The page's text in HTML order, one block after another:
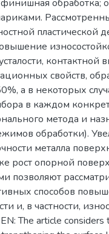
обработка;
пластической
контактной
свойств,
а в некоторых
в каждом
метода и
обработки).
металла
рост опорной
позволяют
способов
и, в частности,
Тhe article considers